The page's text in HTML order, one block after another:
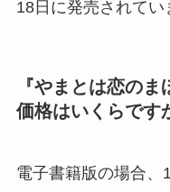
18日に発売されてい
『やまとは恋の
価格はいくらです
電子書籍版の場合、